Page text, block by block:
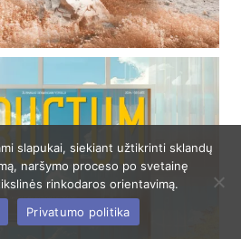
slapukai, siekiant užtikrinti sklandų
naršymo proceso po svetainę
rinkodaros orientavimą.
Privatumo politika